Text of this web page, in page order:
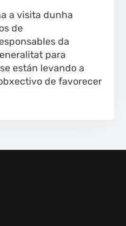
a visita dunha
de
da
para
están levando a
de favorecer